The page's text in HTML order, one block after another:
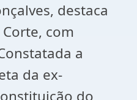
destaca
com
a
da ex-
do